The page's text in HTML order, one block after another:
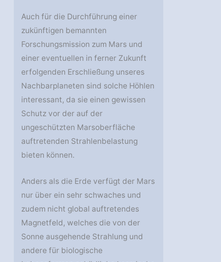
Auch für die Durchführung einer
zukünftigen bemannten
Forschungsmission zum Mars und
einer eventuellen in ferner Zukunft
erfolgenden Erschließung unseres
Nachbarplaneten sind solche Höhlen
interessant, da sie einen gewissen
Schutz vor der auf der
ungeschützten Marsoberfläche
auftretenden Strahlenbelastung
bieten können.
Anders als die Erde verfügt der Mars
nur über ein sehr schwaches und
zudem nicht global auftretendes
Magnetfeld, welches die von der
Sonne ausgehende Strahlung und
andere für biologische